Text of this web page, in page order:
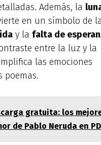
Además, la
en un símbolo de
y la falta de
entre la luz y la
las emociones
poemas.
gratuita: los
de Pablo Neruda en